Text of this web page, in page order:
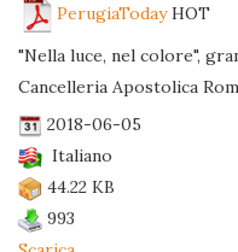
PerugiaToday HOT
"Nella luce, nel colore",
Cancelleria Apostolica
2018-06-05
Italiano
44.22 KB
993